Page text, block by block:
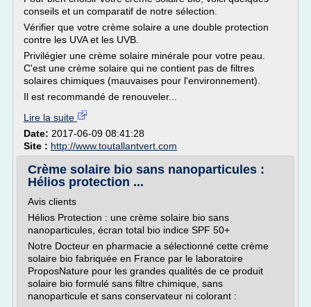
conseils et un comparatif de notre sélection.
Vérifier que votre crème solaire a une double protection
contre les UVA et les UVB.
Privilégier une crème solaire minérale pour votre peau.
C'est une crème solaire qui ne contient pas de filtres
solaires chimiques (mauvaises pour l'environnement).
Il est recommandé de renouveler...
Lire la suite
Date: 2017-06-09 08:41:28
Site : http://www.toutallantvert.com
Crème solaire bio sans nanoparticules :
Hélios protection ...
Avis clients
Hélios Protection : une crème solaire bio sans
nanoparticules, écran total bio indice SPF 50+
Notre Docteur en pharmacie a sélectionné cette crème
solaire bio fabriquée en France par le laboratoire
ProposNature pour les grandes qualités de ce produit
solaire bio formulé sans filtre chimique, sans
nanoparticule et sans conservateur ni colorant :